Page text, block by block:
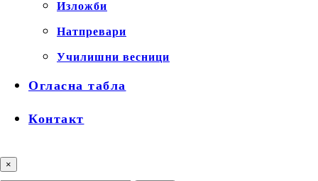
Изложби
Натпревари
Училишни весници
Огласна табла
Контакт
×